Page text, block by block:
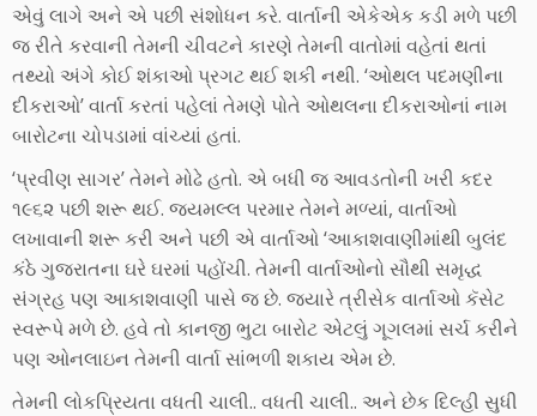
એવું લાગે અને એ પછી સંશોધન કરે. વાર્તાની એકેએક કડી મળે પછી
જ રીતે કરવાની તેમની ચીવટને કારણે તેમની વાતોમાં વહેતાં થતાં
તથ્યો અંગે કોઈ શંકાઓ પ્રગટ થઈ શકી નથી. ‘ઓથલ પદમણીના
દીકરાઓ’ વાર્તા કરતાં પહેલાં તેમણે પોતે ઓથલના દીકરાઓનાં નામ
બારોટના ચોપડામાં વાંચ્યાં હતાં.
‘પ્રવીણ સાગર’ તેમને મોઢે હતો. એ બધી જ આવડતોની ખરી કદર
૧૯૬૨ પછી શરૂ થઈ. જયમલ્લ પરમાર તેમને મળ્યાં, વાર્તાઓ
લખાવાની શરૂ કરી અને પછી એ વાર્તાઓ ‘આકાશવાણીમાંથી બુલંદ
કંઠે ગુજરાતના ઘરે ઘરમાં પહોંચી. તેમની વાર્તાઓનો સૌથી સમૃદ્ધ
સંગ્રહ પણ આકાશવાણી પાસે જ છે. જ્યારે ત્રીસેક વાર્તાઓ કૅસેટ
સ્વરૂપે મળે છે. હવે તો કાનજી ભુટા બારોટ એટલું ગૂગલમાં સર્ચ કરીને
પણ ઓનલાઇન તેમની વાર્તા સાંભળી શકાય એમ છે.
તેમની લોકપ્રિયતા વધતી ચાલી.. વધતી ચાલી.. અને છેક દિલ્હી સુધી